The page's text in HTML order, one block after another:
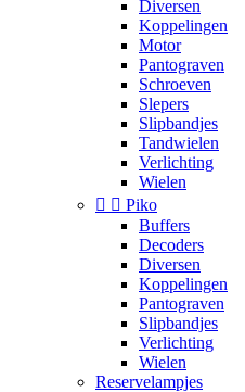
Diversen
Koppelingen
Motor
Pantograven
Schroeven
Slepers
Slipbandjes
Tandwielen
Verlichting
Wielen
  Piko
Buffers
Decoders
Diversen
Koppelingen
Pantograven
Slipbandjes
Verlichting
Wielen
Reservelampjes